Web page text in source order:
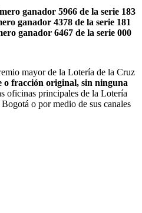
ganador 5966 de la serie 183
ganador 4378 de la serie 181
ganador 6467 de la serie 000
mayor de la Lotería de la Cruz
o fracción original, sin ninguna
oficinas principales de la Lotería
o por medio de sus canales